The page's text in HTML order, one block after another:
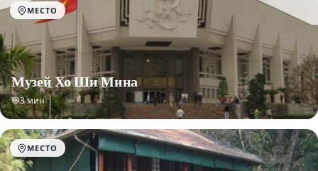
МЕСТО
Музей Хо Ши Мина
3 мин
МЕСТО